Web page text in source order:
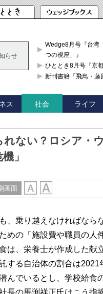
らせ
Wedge8月号『台湾
つの視座」』
ひととき8月号『京
新刊書籍『飛鳥・藤
ス 社会 ライフ
ない？ロシア・
」
画面
、乗り越えなければなら
めの「施設費や職員の人
は、栄養士が作成した献
する自治体の割合は2021
んでいるとし、学校給食
長の馬渕祥正氏はこう指